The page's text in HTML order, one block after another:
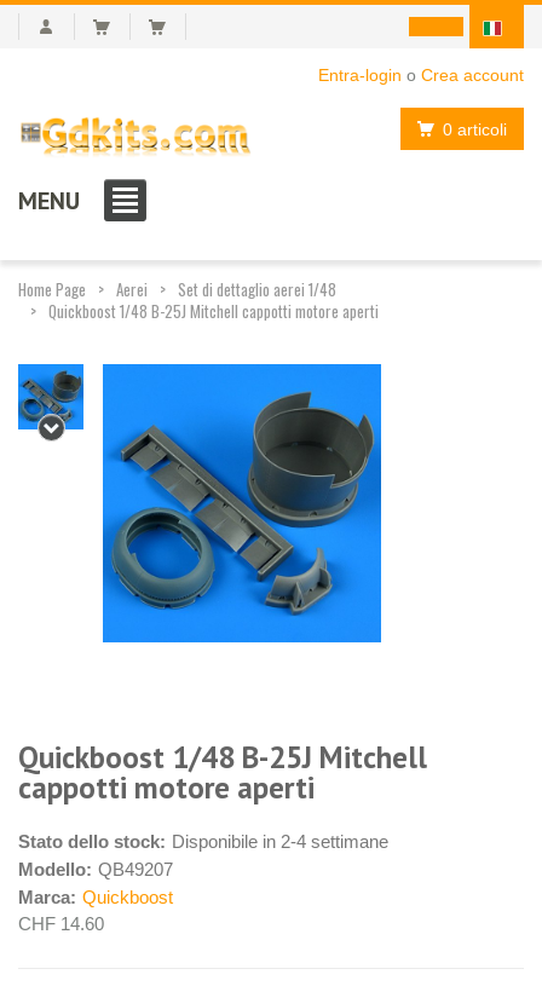
Entra-login o Crea account
0 articoli
MENU
Home Page Aerei
Set di dettaglio aerei 1/48
Quickboost 1/48 B-25J Mitchell cappotti motore aperti
Quickboost 1/48 B-25J Mitchell
cappotti motore aperti
Stato dello stock: Disponibile in 2-4 settimane
Modello: QB49207
Marca: Quickboost
CHF 14.60